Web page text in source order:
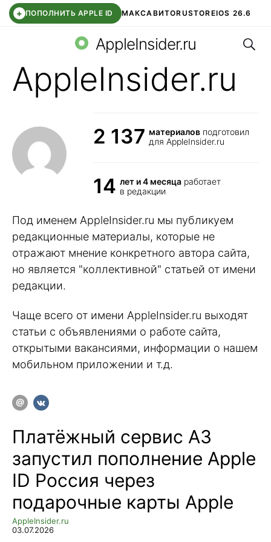
+ ПОПОЛНИТЬ APPLE ID МАКСАВИТОRUSTOREIOS 26.6
СБЕР КИДС ВТБ ОНЛАЙН ЧАТ В ROBLOX
AppleInsider.ru
AppleInsider.ru
2 137 материалов подготовил
для AppleInsider.ru
14 лет и 4 месяца работает
в редакции
Под именем AppleInsider.ru мы публикуем
редакционные материалы, которые не
отражают мнение конкретного автора сайта,
но является "коллективной" статьей от имени
редакции.
Чаще всего от имени AppleInsider.ru выходят
статьи с объявлениями о работе сайта,
открытыми вакансиями, информации о нашем
мобильном приложении и т.д.
Платёжный сервис А3
запустил пополнение Apple
ID Россия через
подарочные карты Apple
AppleInsider.ru
03.07.2026